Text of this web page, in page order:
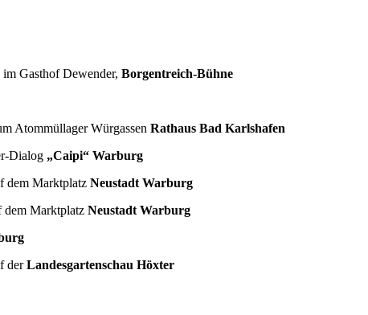
Gasthof Dewender, Borgentreich-Bühne
Atommüllager Würgassen Rathaus Bad Karlshafen
Dialog „Caipi“ Warburg
dem Marktplatz Neustadt Warburg
dem Marktplatz Neustadt Warburg
derLandesgartenschau Höxter